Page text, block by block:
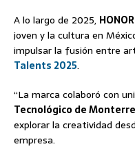
A lo largo de 2025, HONOR
joven y la cultura en
impulsar la fusión entre
Talents 2025.
“La marca colaboró con
Tecnológico de
explorar la creatividad
empresa.